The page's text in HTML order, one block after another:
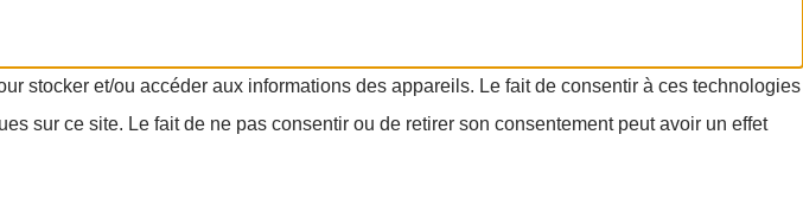
stocker et/ou accéder aux informations des appareils. Le fait de consentir à ces technologies
sur ce site. Le fait de ne pas consentir ou de retirer son consentement peut avoir un effet